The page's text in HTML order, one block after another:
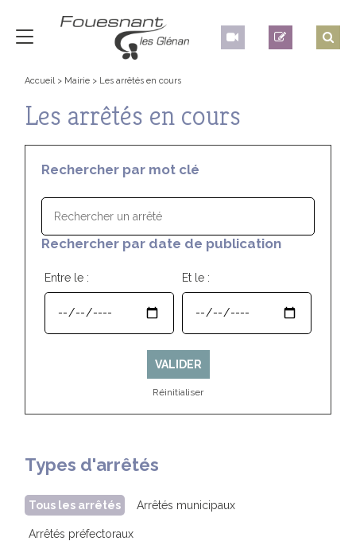
Accueil> Mairie > Les arrêtés en cours
Les arrêtés en cours
Rechercher par mot clé
Rechercher par date de publication
Entre le : Et le :
VALIDER
Réinitialiser
Types d'arrêtés
Tous les arrêtés Arrêtés municipaux
Arrêtés préfectoraux